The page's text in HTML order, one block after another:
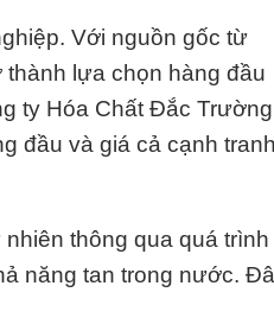
Với nguồn gốc từ
thành lựa chọn hàng đầu
ty Hóa Chất Đắc Trường
đầu và giá cả cạnh
thông qua quá trình
năng tan trong nước.